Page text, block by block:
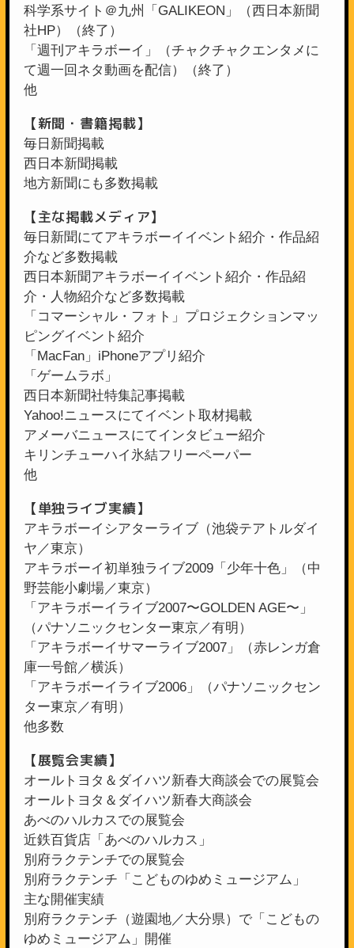
科学系サイト＠九州「GALIKEON」（西日本新聞
社HP）（終了）
「週刊アキラボーイ」（チャクチャクエンタメに
て週一回ネタ動画を配信）（終了）
他
【新聞・書籍掲載】
毎日新聞掲載
西日本新聞掲載
地方新聞にも多数掲載
【主な掲載メディア】
毎日新聞にてアキラボーイイベント紹介・作品紹
介など多数掲載
西日本新聞アキラボーイイベント紹介・作品紹
介・人物紹介など多数掲載
「コマーシャル・フォト」プロジェクションマッ
ピングイベント紹介
「MacFan」iPhoneアプリ紹介
「ゲームラボ」
西日本新聞社特集記事掲載
Yahoo!ニュースにてイベント取材掲載
アメーバニュースにてインタビュー紹介
キリンチューハイ氷結フリーペーパー
他
【単独ライブ実績】
アキラボーイシアターライブ（池袋テアトルダイ
ヤ／東京）
アキラボーイ初単独ライブ2009「少年十色」（中
野芸能小劇場／東京）
「アキラボーイライブ2007〜GOLDEN AGE〜」
（パナソニックセンター東京／有明）
「アキラボーイサマーライブ2007」（赤レンガ倉
庫一号館／横浜）
「アキラボーイライブ2006」（パナソニックセン
ター東京／有明）
他多数
【展覧会実績】
オールトヨタ＆ダイハツ新春大商談会での展覧会
オールトヨタ＆ダイハツ新春大商談会
あべのハルカスでの展覧会
近鉄百貨店「あべのハルカス」
別府ラクテンチでの展覧会
別府ラクテンチ「こどものゆめミュージアム」
主な開催実績
別府ラクテンチ（遊園地／大分県）で「こどもの
ゆめミュージアム」開催